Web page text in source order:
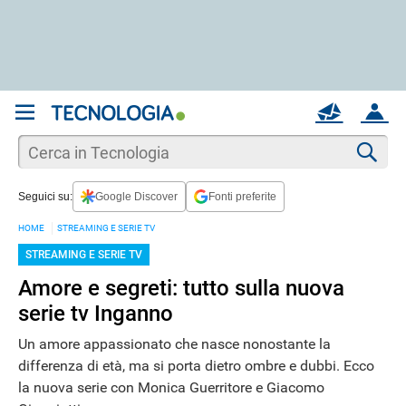
ACCOUNT
MAIL
Seguici su: Google Discover Fonti preferite
HOME STREAMING E SERIE TV
STREAMING E SERIE TV
Amore e segreti: tutto sulla nuova
serie tv Inganno
Un amore appassionato che nasce nonostante la
differenza di età, ma si porta dietro ombre e dubbi. Ecco
la nuova serie con Monica Guerritore e Giacomo